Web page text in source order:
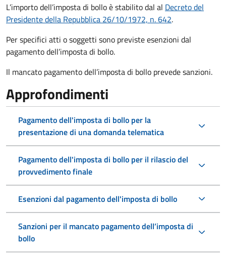
L’importo dell’imposta di bollo è stabilito dal al Decreto del
Presidente della Repubblica 26/10/1972, n. 642.
Per specifici atti o soggetti sono previste esenzioni dal
pagamento dell’imposta di bollo.
Il mancato pagamento dell’imposta di bollo prevede sanzioni.
Approfondimenti
Pagamento dell'imposta di bollo per la
presentazione di una domanda telematica
Pagamento dell'imposta di bollo per il rilascio del
provvedimento finale
Esenzioni dal pagamento dell'imposta di bollo
Sanzioni per il mancato pagamento dell’imposta di
bollo